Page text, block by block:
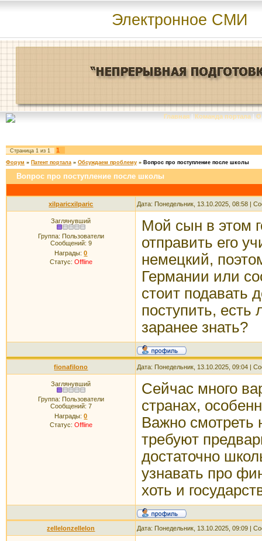
Электронное СМИ
Главная | Команда портала | О
Страница 1 из 1 1
Форум » Патент портала » Обсуждаем проблему » Вопрос про поступление после школы
Вопрос про поступление после школы
xilparicxilparic Дата: Понедельник, 13.10.2025, 08:58 |
Заглянувший
Группа: Пользователи
Сообщений: 9
Награды:0
Статус: Offline
Мой сын в этом
отправить его
немецкий,
Германии или
стоит подавать
поступить, есть
заранее знать?
fionafilono Дата: Понедельник, 13.10.2025, 09:04 |
Заглянувший
Группа: Пользователи
Сообщений: 7
Награды:0
Статус: Offline
Сейчас много
странах,
Важно смотреть
требуют
достаточно
узнавать про
хоть и
zellelonzellelon Дата: Понедельник, 13.10.2025, 09:09 |